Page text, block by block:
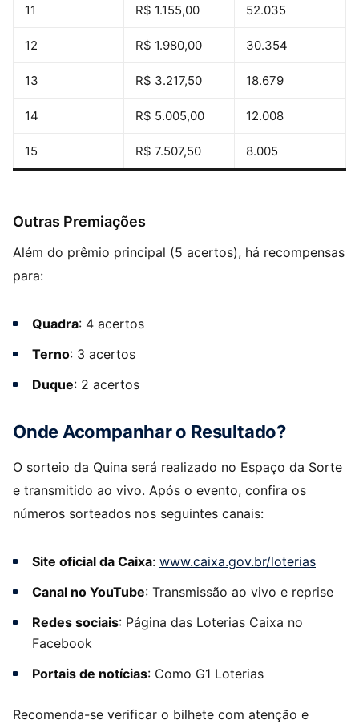
11 R$ 1.155,00 52.035
12 R$ 1.980,00 30.354
13 R$ 3.217,50 18.679
14 R$ 5.005,00 12.008
15 R$ 7.507,50 8.005
Outras Premiações
Além do prêmio principal (5 acertos), há recompensas
para:
Quadra: 4 acertos
Terno: 3 acertos
Duque: 2 acertos
Onde Acompanhar o Resultado?
O sorteio da Quina será realizado no Espaço da Sorte
e transmitido ao vivo. Após o evento, confira os
números sorteados nos seguintes canais:
Site oficial da Caixa: www.caixa.gov.br/loterias
Canal no YouTube: Transmissão ao vivo e reprise
Redes sociais: Página das Loterias Caixa no
Facebook
Portais de notícias: Como G1 Loterias
Recomenda-se verificar o bilhete com atenção e